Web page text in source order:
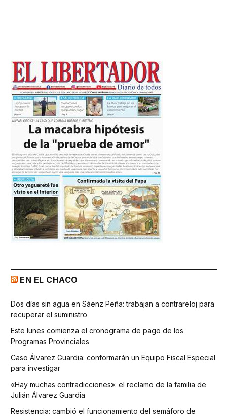
EN EL CHACO
Dos días sin agua en Sáenz Peña: trabajan a contrareloj para
recuperar el suministro
Este lunes comienza el cronograma de pago de los
Programas Provinciales
Caso Álvarez Guardia: conformarán un Equipo Fiscal Especial
para investigar
«Hay muchas contradicciones»: el reclamo de la familia de
Julián Álvarez Guardia
Resistencia: cambió el funcionamiento del semáforo de